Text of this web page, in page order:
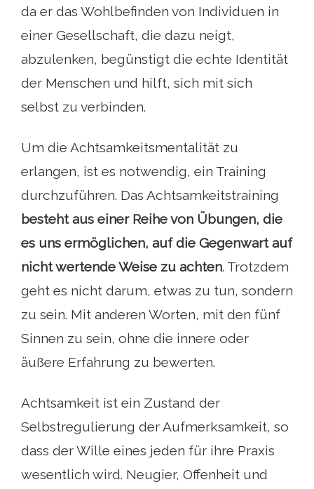
da er das Wohlbefinden von Individuen in
einer Gesellschaft, die dazu neigt,
abzulenken, begünstigt die echte Identität
der Menschen und hilft, sich mit sich
selbst zu verbinden.
Um die Achtsamkeitsmentalität zu
erlangen, ist es notwendig, ein Training
durchzuführen. Das Achtsamkeitstraining
besteht aus einer Reihe von Übungen, die
es uns ermöglichen, auf die Gegenwart auf
nicht wertende Weise zu achten. Trotzdem
geht es nicht darum, etwas zu tun, sondern
zu sein. Mit anderen Worten, mit den fünf
Sinnen zu sein, ohne die innere oder
äußere Erfahrung zu bewerten.
Achtsamkeit ist ein Zustand der
Selbstregulierung der Aufmerksamkeit, so
dass der Wille eines jeden für ihre Praxis
wesentlich wird. Neugier, Offenheit und